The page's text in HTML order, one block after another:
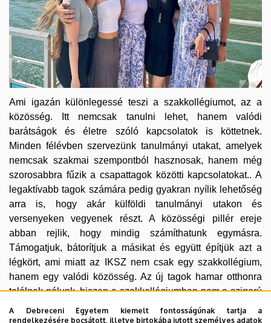
Ami igazán különlegessé teszi a szakkollégiumot, az a
közösség. Itt nemcsak tanulni lehet, hanem valódi
barátságok és életre szóló kapcsolatok is köttetnek.
Minden félévben szervezünk tanulmányi utakat, amelyek
nemcsak szakmai szempontból hasznosak, hanem még
szorosabbra fűzik a csapattagok közötti kapcsolatokat.. A
legaktívabb tagok számára pedig gyakran nyílik lehetőség
arra is, hogy akár külföldi tanulmányi utakon és
versenyeken vegyenek részt. A közösségi pillér ereje
abban rejlik, hogy mindig számíthatunk egymásra.
Támogatjuk, bátorítjuk a másikat és együtt építjük azt a
légkört, ami miatt az IKSZ nem csak egy szakkollégium,
hanem egy valódi közösség. Az új tagok hamar otthonra
találnak nálunk, hiszen a szakkollégiumban nem a szigorú
struktúra, hanem valódi emberi kapcsolatok határozzák
meg a mindennapokat.
A Debreceni Egyetem kiemelt fontosságúnak tartja a
rendelkezésére bocsátott, illetve birtokába jutott személyes adatok